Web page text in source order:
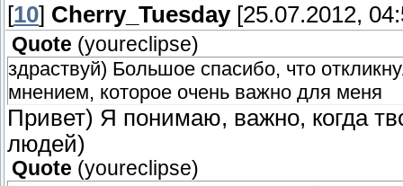
[10] Cherry_Tuesday[25.07.2012,
Quote (youreclipse)
здраствуй) Большое спасибо, что
мнением, которое очень важно для меня
Привет) Я понимаю, важно, когда
людей)
Quote (youreclipse)